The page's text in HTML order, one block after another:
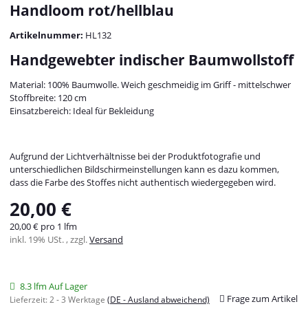
Handloom rot/hellblau
Artikelnummer: HL132
Handgewebter indischer Baumwollstoff
Material: 100% Baumwolle. Weich geschmeidig im Griff - mittelschwer
Stoffbreite: 120 cm
Einsatzbereich: Ideal für Bekleidung
Aufgrund der Lichtverhältnisse bei der Produktfotografie und
unterschiedlichen Bildschirmeinstellungen kann es dazu kommen,
dass die Farbe des Stoffes nicht authentisch wiedergegeben wird.
20,00 €
20,00 € pro 1 lfm
inkl. 19% USt. , zzgl.Versand
8.3 lfm Auf Lager
Lieferzeit:2 - 3 Werktage (DE - Ausland abweichend) Frage zum Artikel